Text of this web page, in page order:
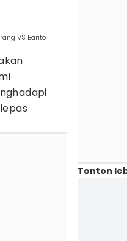
VS Barito
Tonton